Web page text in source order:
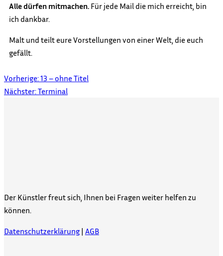
Alle dürfen mitmachen. Für jede Mail die mich erreicht, bin
ich dankbar.
Malt und teilt eure Vorstellungen von einer Welt, die euch
gefällt.
Vorherige:13 – ohne Titel
Nächster:Terminal
Der Künstler freut sich, Ihnen bei Fragen weiter helfen zu
können.
Datenschutzerklärung | AGB